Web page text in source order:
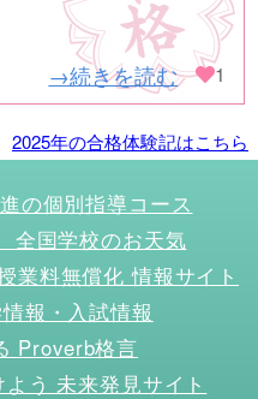
→続きを読む 1
2025年の合格体験記はこちら
の個別指導コース
全国学校のお天気
業料無償化 情報サイト
報・入試情報
Proverb格言
う 未来発見サイト